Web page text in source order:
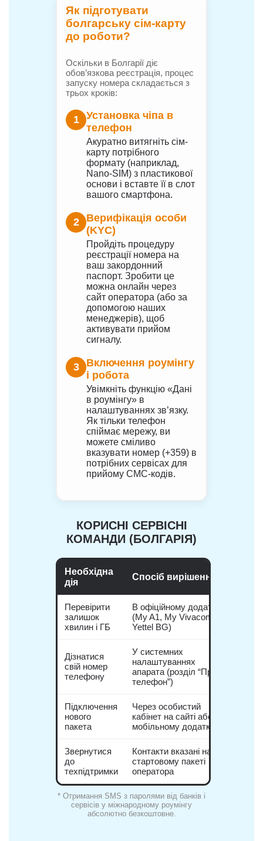
Як підготувати
болгарську сім-карту
до роботи?
Оскільки в Болгарії діє
обов’язкова реєстрація, процес
запуску номера складається з
трьох кроків:
1
Установка чіпа в
телефон
Акуратно витягніть сім-
карту потрібного
формату (наприклад,
Nano-SIM) з пластикової
основи і вставте її в слот
вашого смартфона.
2
Верифікація особи
(KYC)
Пройдіть процедуру
реєстрації номера на
ваш закордонний
паспорт. Зробити це
можна онлайн через
сайт оператора (або за
допомогою наших
менеджерів), щоб
активувати прийом
сигналу.
3
Включення роумінгу
і робота
Увімкніть функцію «Дані
в роумінгу» в
налаштуваннях зв’язку.
Як тільки телефон
спіймає мережу, ви
можете сміливо
вказувати номер (+359) в
потрібних сервісах для
прийому СМС-кодів.
КОРИСНІ СЕРВІСНІ
КОМАНДИ (БОЛГАРІЯ)
Необхідна
дія
Спосіб вирішення
Перевірити
залишок
хвилин і ГБ
В офіційному додатку
(My A1, My Vivacom,
Yettel BG)
Дізнатися
свій номер
телефону
У системних
налаштуваннях
апарата (розділ “Про
телефон”)
Підключення
нового
пакета
Через особистий
кабінет на сайті або в
мобільному додатку
Звернутися
до
техпідтримки
Контакти вказані на
стартовому пакеті
оператора
* Отримання SMS з паролями від банків і
сервісів у міжнародному роумінгу
абсолютно безкоштовне.